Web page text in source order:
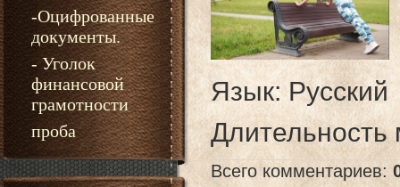
-Оцифрованные
документы.
- Уголок
финансовой
грамотности
проба
Язык: Русский
Длительность
Всего комментариев: